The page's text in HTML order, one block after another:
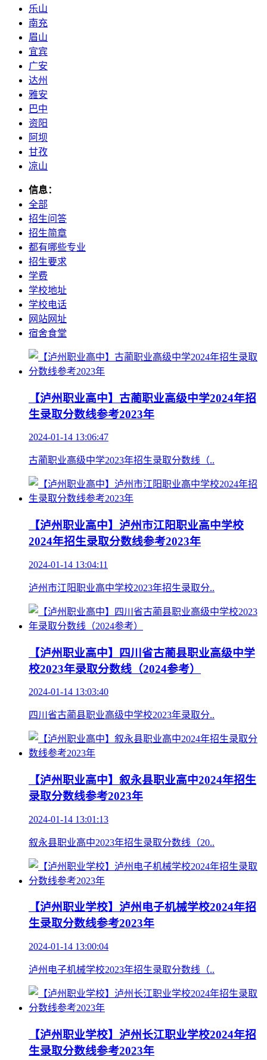
乐山
南充
眉山
宜宾
广安
达州
雅安
巴中
资阳
阿坝
甘孜
凉山
信息：
全部
招生问答
招生简章
都有哪些专业
招生要求
学费
学校地址
学校电话
网站网址
宿舍食堂
【泸州职业高中】古蔺职业高级中学2024年招
生录取分数线参考2023年
2024-01-14 13:06:47
古蔺职业高级中学2023年招生录取分数线（..
【泸州职业高中】泸州市江阳职业高中学校
2024年招生录取分数线参考2023年
2024-01-14 13:04:11
泸州市江阳职业高中学校2023年招生录取分..
【泸州职业高中】四川省古蔺县职业高级中学
校2023年录取分数线（2024参考）
2024-01-14 13:03:40
四川省古蔺县职业高级中学校2023年录取分..
【泸州职业高中】叙永县职业高中2024年招生
录取分数线参考2023年
2024-01-14 13:01:13
叙永县职业高中2023年招生录取分数线（20..
【泸州职业学校】泸州电子机械学校2024年招
生录取分数线参考2023年
2024-01-14 13:00:04
泸州电子机械学校2023年招生录取分数线（..
【泸州职业学校】泸州长江职业学校2024年招
生录取分数线参考2023年